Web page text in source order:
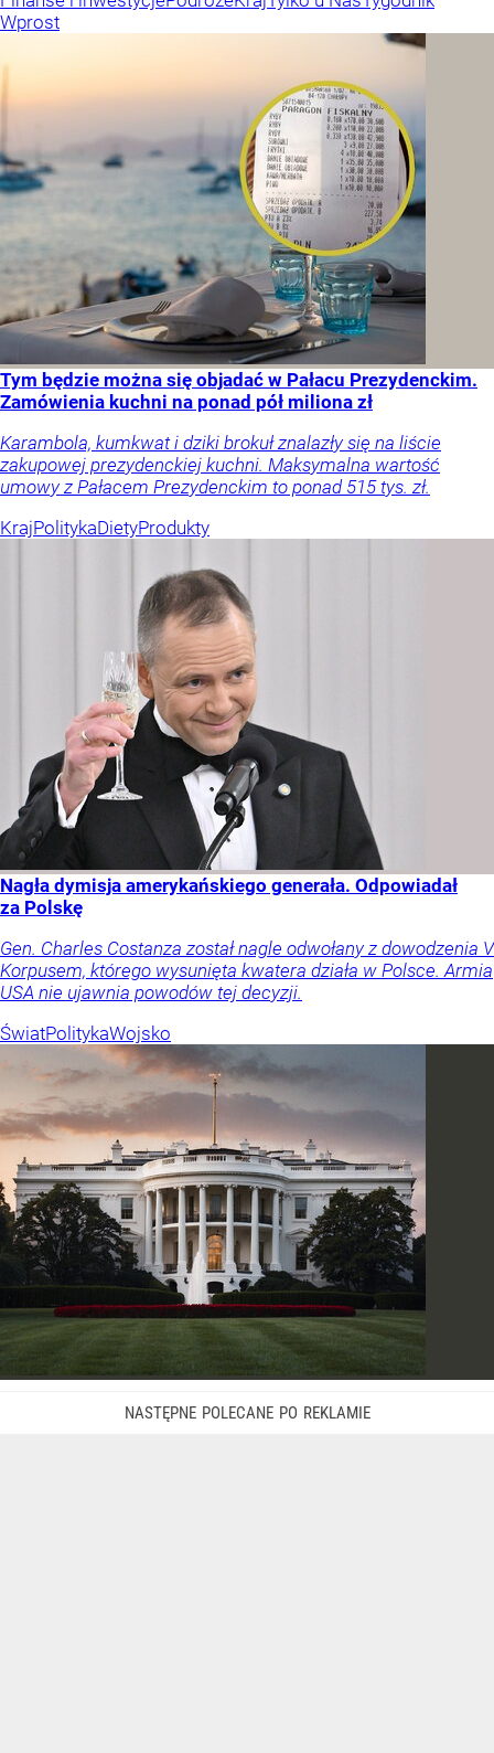
Wprost
Tym będzie można się objadać w Pałacu Prezydenckim.
Zamówienia kuchni na ponad pół miliona zł
Karambola, kumkwat i dziki brokuł znalazły się na liście
zakupowej prezydenckiej kuchni. Maksymalna wartość
umowy z Pałacem Prezydenckim to ponad 515 tys. zł.
KrajPolitykaDietyProdukty
Nagła dymisja amerykańskiego generała. Odpowiadał
za Polskę
Gen. Charles Costanza został nagle odwołany z dowodzenia V
Korpusem, którego wysunięta kwatera działa w Polsce. Armia
USA nie ujawnia powodów tej decyzji.
ŚwiatPolitykaWojsko